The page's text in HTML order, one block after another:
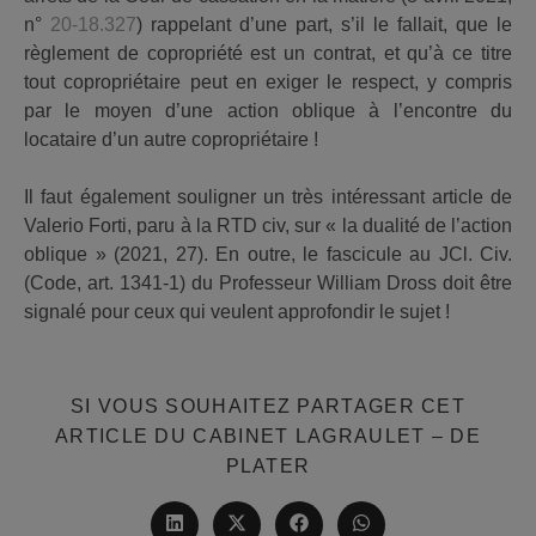
n° 20-18.327) rappelant d’une part, s’il le fallait, que le
règlement de copropriété est un contrat, et qu’à ce titre
tout copropriétaire peut en exiger le respect, y compris
par le moyen d’une action oblique à l’encontre du
locataire d’un autre copropriétaire !
Il faut également souligner un très intéressant article de
Valerio Forti, paru à la RTD civ, sur « la dualité de l’action
oblique » (2021, 27). En outre, le fascicule au JCl. Civ.
(Code, art. 1341-1) du Professeur William Dross doit être
signalé pour ceux qui veulent approfondir le sujet !
SI VOUS SOUHAITEZ PARTAGER CET
ARTICLE DU CABINET LAGRAULET – DE
PLATER
CONTENU
Ouvrir
Ouvrir
Ouvrir
Ouvrir